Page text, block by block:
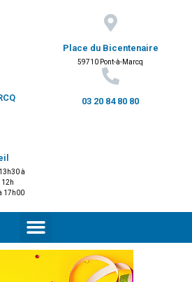
Place du Bicentenaire
59710 Pont-à-Marcq
03 20 84 80 80
à
12h
17h00